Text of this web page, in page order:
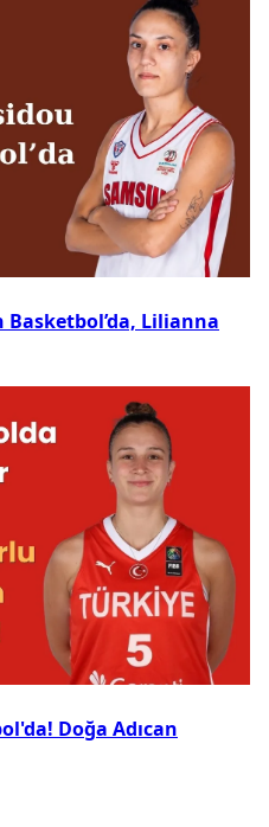
Lilianna
Doğa Adıcan